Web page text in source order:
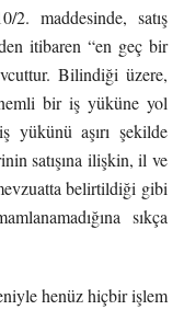
maddesinde, satış
itibaren “en geç bir
Bilindiği üzere,
bir iş yüküne yol
yükünü aşırı şekilde
satışına ilişkin, il ve
belirtildiği gibi
sıkça
henüz hiçbir işlem